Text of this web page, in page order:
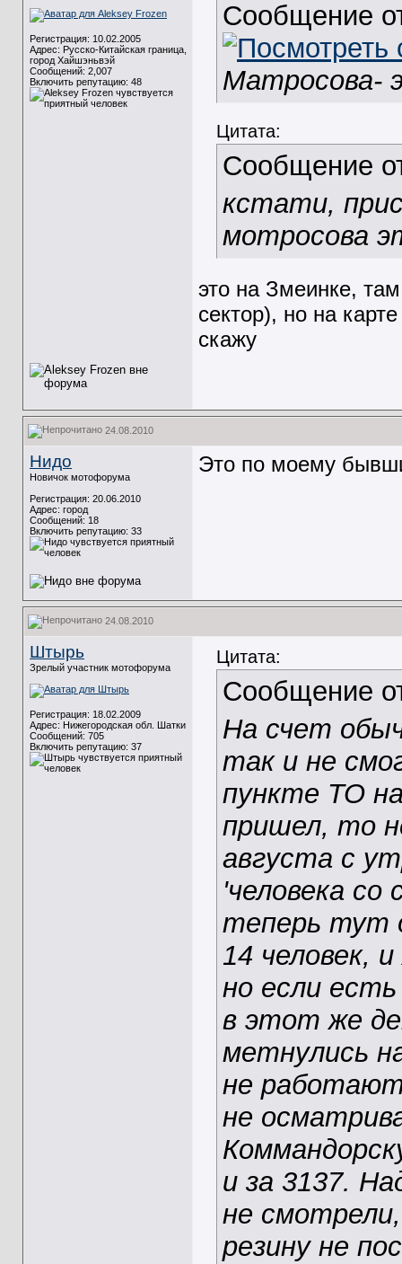
Регистрация: 10.02.2005
Адрес: Русско-Китайская граница,
город Хайшэньвэй
Сообщений: 2,007
Включить репутацию: 48
Сообщение
Матросова-
Цитата:
Сообщение
кстати,
мотросова
это на Змеинке,
сектор), но на
скажу
24.08.2010
Нидо
Новичок мотофорума
Регистрация: 20.06.2010
Адрес: город
Сообщений: 18
Включить репутацию: 33
Это по моему
24.08.2010
Штырь
Зрелый участник мотофорума
Регистрация: 18.02.2009
Адрес: Нижегородская обл. Шатки
Сообщений: 705
Включить репутацию: 37
Цитата:
Сообщение
На счет
так и не
пункте ТО
пришел, то
августа с
'человека
теперь тут
14 человек,
но если
в этот же
метнулись
не
не
и за 3137.
не
резину не